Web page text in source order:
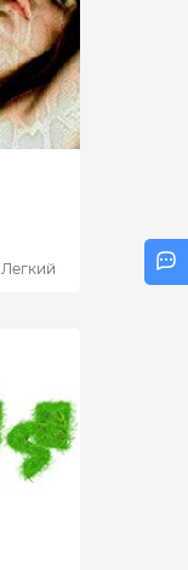
Легкий